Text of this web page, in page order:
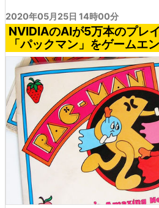
2020年05月25日 14時00分
NVIDIAのAIが5万本のプレ
「パックマン」をゲームエ